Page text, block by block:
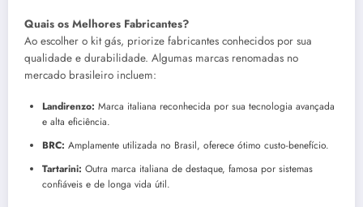
Quais os Melhores Fabricantes?
Ao escolher o kit gás, priorize fabricantes conhecidos por sua
qualidade e durabilidade. Algumas marcas renomadas no
mercado brasileiro incluem:
Landirenzo: Marca italiana reconhecida por sua tecnologia avançada
e alta eficiência.
BRC: Amplamente utilizada no Brasil, oferece ótimo custo-benefício.
Tartarini: Outra marca italiana de destaque, famosa por sistemas
confiáveis e de longa vida útil.